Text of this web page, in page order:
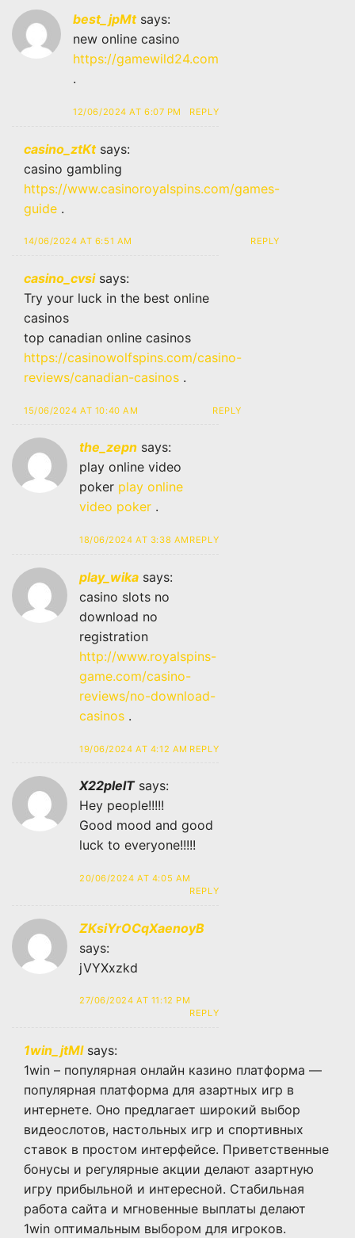
best_jpMt says:
new online casino
https://gamewild24.com
.
12/06/2024 AT 6:07 PM REPLY
casino_ztKt says:
casino gambling
https://www.casinoroyalspins.com/games-
guide .
14/06/2024 AT 6:51 AM REPLY
casino_cvsi says:
Try your luck in the best online
casinos
top canadian online casinos
https://casinowolfspins.com/casino-
reviews/canadian-casinos .
15/06/2024 AT 10:40 AM REPLY
the_zepn says:
play online video
poker play online
video poker .
18/06/2024 AT 3:38 AM REPLY
play_wika says:
casino slots no
download no
registration
http://www.royalspins-
game.com/casino-
reviews/no-download-
casinos .
19/06/2024 AT 4:12 AM REPLY
X22plelT says:
Hey people!!!!!
Good mood and good
luck to everyone!!!!!
20/06/2024 AT 4:05 AM
REPLY
ZKsiYrOCqXaenoyB
says:
jVYXxzkd
27/06/2024 AT 11:12 PM
REPLY
1win_jtMl says:
1win – популярная онлайн казино платформа —
популярная платформа для азартных игр в
интернете. Оно предлагает широкий выбор
видеослотов, настольных игр и спортивных
ставок в простом интерфейсе. Приветственные
бонусы и регулярные акции делают азартную
игру прибыльной и интересной. Стабильная
работа сайта и мгновенные выплаты делают
1win оптимальным выбором для игроков.